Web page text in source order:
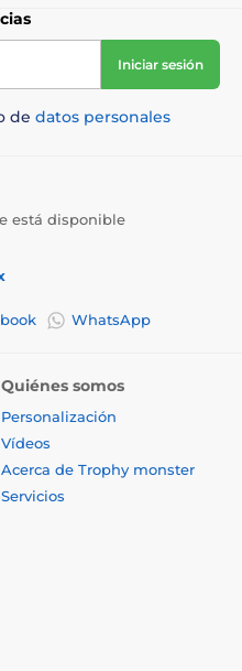
Iniciar sesión
de datos personales
está disponible
WhatsApp
Quiénes somos
Personalización
Vídeos
Acerca de Trophy monster
Servicios